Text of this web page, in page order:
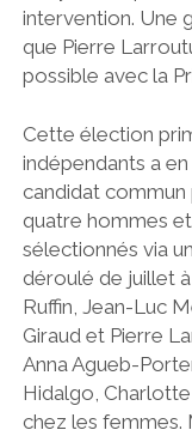
intervention. Une
que Pierre
possible avec la
Cette élection
indépendants a
candidat commun
quatre hommes
sélectionnés via
déroulé de juillet
Ruffin, Jean-Luc
Giraud et Pierre
Anna Agueb-
Hidalgo,
chez les femmes.